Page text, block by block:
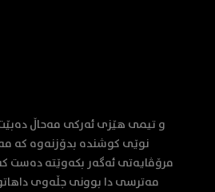
نوێی کوشندە بدۆزنەوە کە
مرۆڤایەتی ئەگەر بکەوێتە دەست
مەترسی دا بوونی جڵەوی